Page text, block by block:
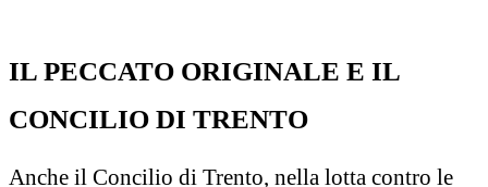
IL PECCATO ORIGINALE E IL
CONCILIO DI TRENTO
Anche il Concilio di Trento, nella lotta contro le